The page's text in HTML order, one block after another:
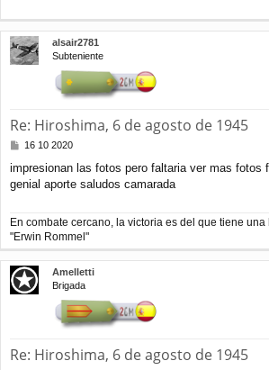
alsair2781
Subteniente
Re: Hiroshima, 6 de agosto de 1945
M
n
s
e
16 10 2020
impresionan las fotos pero faltaria ver mas fotos
genial aporte saludos camarada
En combate cercano, la victoria es del que tiene
"Erwin Rommel"
Amelletti
Brigada
Re: Hiroshima, 6 de agosto de 1945